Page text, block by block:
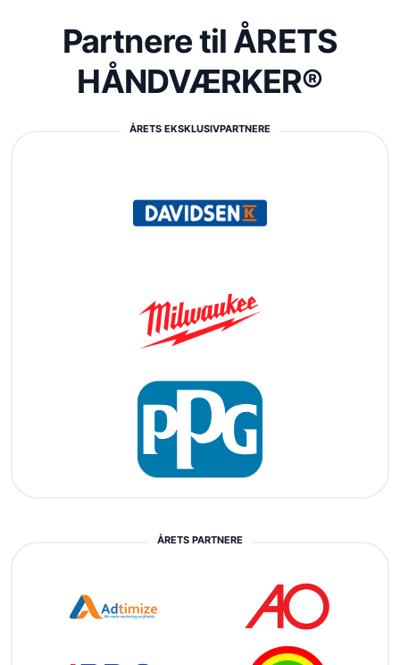
Partnere til ÅRETS
HÅNDVÆRKER®
ÅRETS EKSKLUSIVPARTNERE
ÅRETS PARTNERE